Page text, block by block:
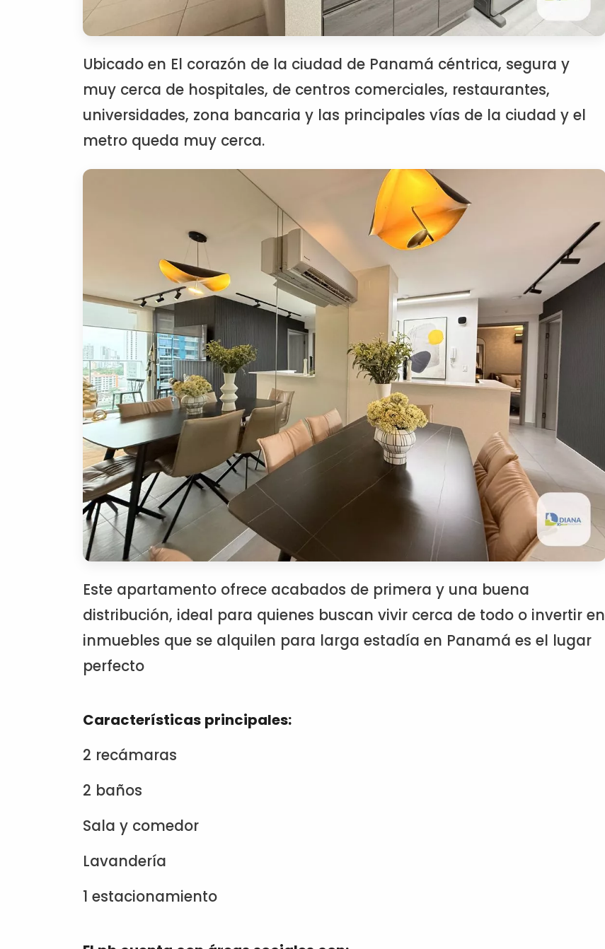
Ubicado en El corazón de la ciudad de Panamá céntrica, segura y
muy cerca de hospitales, de centros comerciales, restaurantes,
universidades, zona bancaria y las principales vías de la ciudad y el
metro queda muy cerca.
Este apartamento ofrece acabados de primera y una buena
distribución, ideal para quienes buscan vivir cerca de todo o invertir en
inmuebles que se alquilen para larga estadía en Panamá es el lugar
perfecto
Características principales:
2 recámaras
2 baños
Sala y comedor
Lavandería
1 estacionamiento